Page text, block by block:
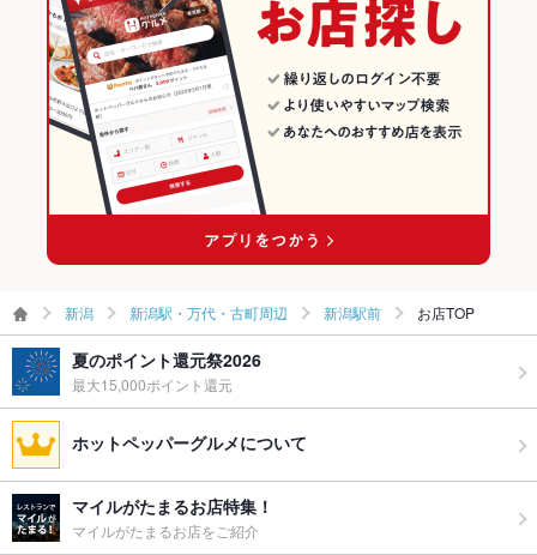
TV・プロジ
ェクタ
あり
その他設備 －
その他
あり ：飲み放題付コースございます！単品飲み放題もご用意し
ております！
食べ放題
なし ：食べ放題はございませんが、飲み放題付コース、お料理
のみのコースございます！
お酒 カクテル充実
お子様連れ お子様連れOK
ウェディン
グパーティ
ー二次会
－
お祝い・サ
プライズ対
応
可
新潟駅・万代・古町周辺 × 鍋
新潟駅 × 和食
新潟駅 × 鍋
新潟 × 和食
新潟 × 鍋
新潟駅前の居酒屋ランキング
新潟 新潟駅・万代・古町周辺 新潟駅前 お店TOP
夏のポイント還元祭2026
最大15,000ポイント還元
ホットペッパーグルメについて
マイルがたまるお店特集！
マイルがたまるお店をご紹介